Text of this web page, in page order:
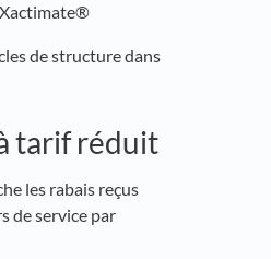
de structure dans
tarif réduit
les rabais reçus
de service par